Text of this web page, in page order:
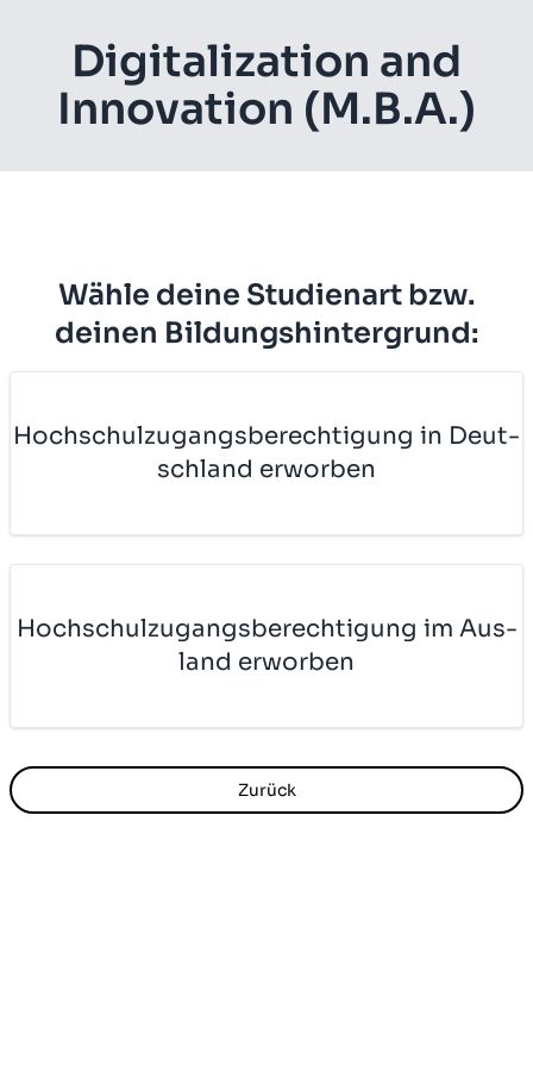
Di­gi­ta­li­za­ti­on and
In­no­va­ti­on (M.B.A.)
Wähle deine Studienart bzw.
deinen Bildungshintergrund:
Hoch­schul­zu­gangs­be­rech­ti­gung in Deut­
sch­land er­wor­ben
Hoch­schul­zu­gangs­be­rech­ti­gung im Aus­
land er­wor­ben
Zurück